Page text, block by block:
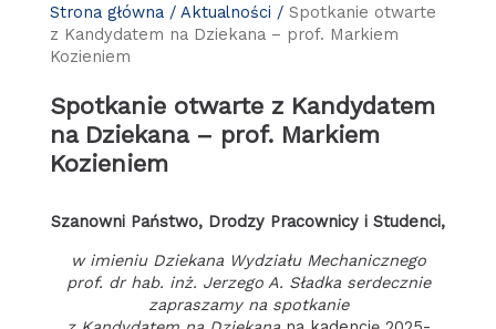
Strona główna/ Aktualności / Spotkanie otwarte
z Kandydatem na Dziekana – prof. Markiem
Kozieniem
Spotkanie otwarte z Kandydatem
na Dziekana – prof. Markiem
Kozieniem
Szanowni Państwo, Drodzy Pracownicy i Studenci,
w imieniu Dziekana Wydziału Mechanicznego
prof. dr hab. inż. Jerzego A. Sładka serdecznie
zapraszamy na spotkanie